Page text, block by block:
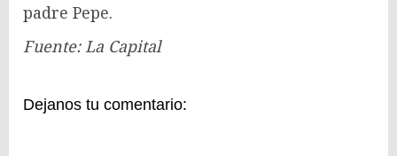
padre Pepe.
Fuente: La Capital
Dejanos tu comentario: